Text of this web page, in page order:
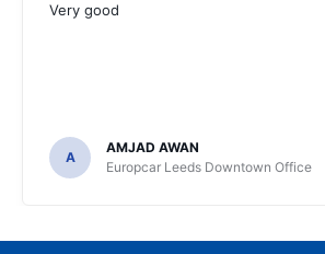
Very good
A
AMJAD AWAN
Europcar Leeds Downtown Office